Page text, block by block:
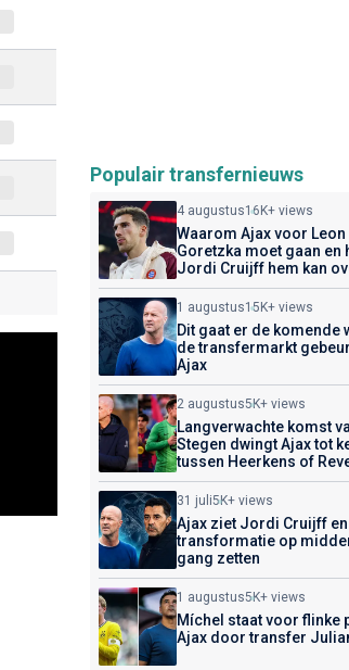
Populair transfernieuws
4 augustus16K+ views
Waarom Ajax voor Leon
Goretzka moet gaan en
Jordi Cruijff hem kan
1 augustus15K+ views
Dit gaat er de komende
de transfermarkt
Ajax
2 augustus5K+ views
Langverwachte komst
Stegen dwingt Ajax tot
tussen Heerkens of
31 juli5K+ views
Ajax ziet Jordi Cruijff en
transformatie op
gang zetten
1 augustus5K+ views
Míchel staat voor flinke
Ajax door transfer